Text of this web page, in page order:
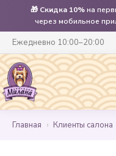
🎁 Скидка 10%на
через мобильное
Ежедневно 10:00–20:00
Главная › Клиенты салона